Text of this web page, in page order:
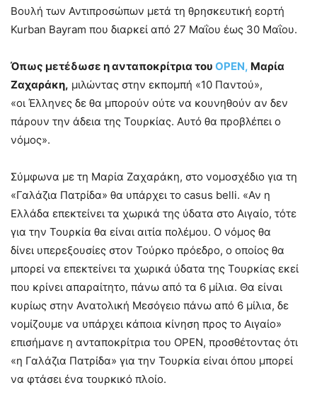
Βουλή των Αντιπροσώπων μετά τη θρησκευτική εορτή
Kurban Bayram που διαρκεί από 27 Μαΐου έως 30 Μαΐου.
Όπως μετέδωσε η ανταποκρίτρια του OPEN, Μαρία
Ζαχαράκη, μιλώντας στην εκπομπή «10 Παντού»,
«οι Έλληνες δε θα μπορούν ούτε να κουνηθούν αν δεν
πάρουν την άδεια της Τουρκίας. Αυτό θα προβλέπει ο
νόμος».
Σύμφωνα με τη Μαρία Ζαχαράκη, στο νομοσχέδιο για τη
«Γαλάζια Πατρίδα» θα υπάρχει το casus belli. «Αν η
Ελλάδα επεκτείνει τα χωρικά της ύδατα στο Αιγαίο, τότε
για την Τουρκία θα είναι αιτία πολέμου. Ο νόμος θα
δίνει υπερεξουσίες στον Τούρκο πρόεδρο, ο οποίος θα
μπορεί να επεκτείνει τα χωρικά ύδατα της Τουρκίας εκεί
που κρίνει απαραίτητο, πάνω από τα 6 μίλια. Θα είναι
κυρίως στην Ανατολική Μεσόγειο πάνω από 6 μίλια, δε
νομίζουμε να υπάρχει κάποια κίνηση προς το Αιγαίο»
επισήμανε η ανταποκρίτρια του OPEN, προσθέτοντας ότι
«η Γαλάζια Πατρίδα» για την Τουρκία είναι όπου μπορεί
να φτάσει ένα τουρκικό πλοίο.